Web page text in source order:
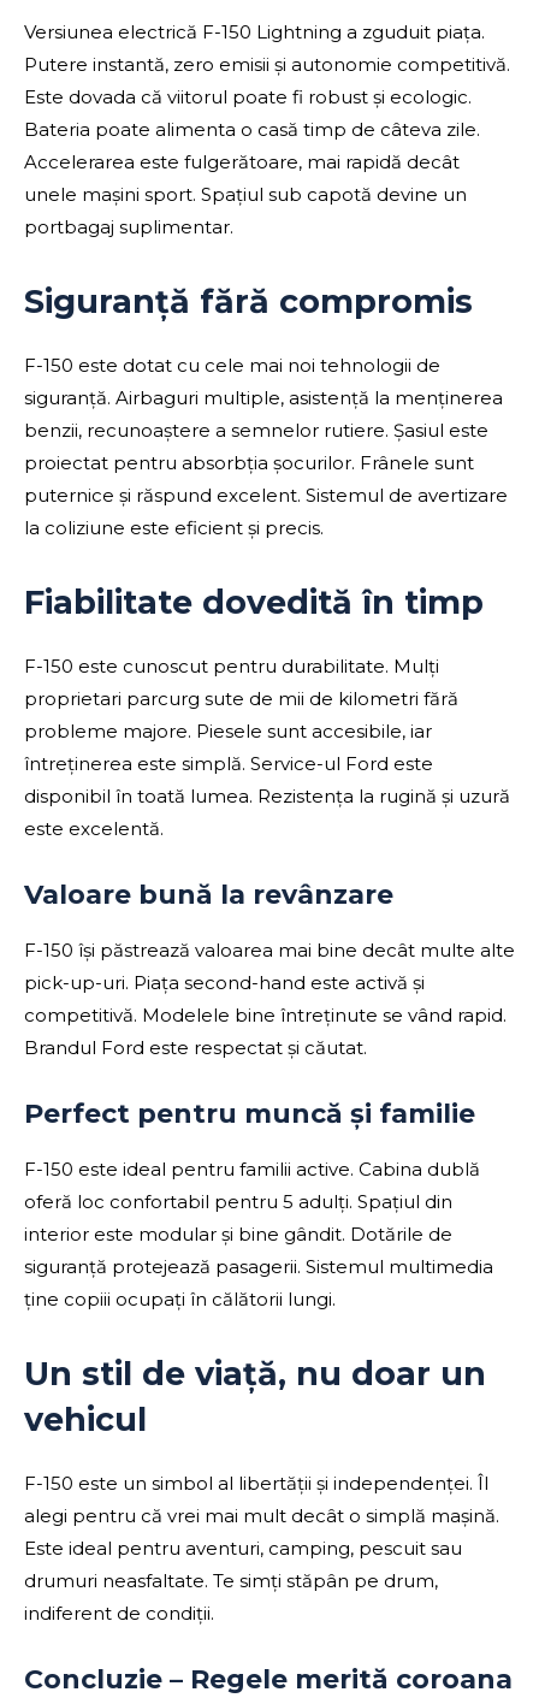
Versiunea electrică F-150 Lightning a zguduit piața.
Putere instantă, zero emisii și autonomie competitivă.
Este dovada că viitorul poate fi robust și ecologic.
Bateria poate alimenta o casă timp de câteva zile.
Accelerarea este fulgerătoare, mai rapidă decât
unele mașini sport. Spațiul sub capotă devine un
portbagaj suplimentar.
Siguranță fără compromis
F-150 este dotat cu cele mai noi tehnologii de
siguranță. Airbaguri multiple, asistență la menținerea
benzii, recunoaștere a semnelor rutiere. Șasiul este
proiectat pentru absorbția șocurilor. Frânele sunt
puternice și răspund excelent. Sistemul de avertizare
la coliziune este eficient și precis.
Fiabilitate dovedită în timp
F-150 este cunoscut pentru durabilitate. Mulți
proprietari parcurg sute de mii de kilometri fără
probleme majore. Piesele sunt accesibile, iar
întreținerea este simplă. Service-ul Ford este
disponibil în toată lumea. Rezistența la rugină și uzură
este excelentă.
Valoare bună la revânzare
F-150 își păstrează valoarea mai bine decât multe alte
pick-up-uri. Piața second-hand este activă și
competitivă. Modelele bine întreținute se vând rapid.
Brandul Ford este respectat și căutat.
Perfect pentru muncă și familie
F-150 este ideal pentru familii active. Cabina dublă
oferă loc confortabil pentru 5 adulți. Spațiul din
interior este modular și bine gândit. Dotările de
siguranță protejează pasagerii. Sistemul multimedia
ține copiii ocupați în călătorii lungi.
Un stil de viață, nu doar un
vehicul
F-150 este un simbol al libertății și independenței. Îl
alegi pentru că vrei mai mult decât o simplă mașină.
Este ideal pentru aventuri, camping, pescuit sau
drumuri neasfaltate. Te simți stăpân pe drum,
indiferent de condiții.
Concluzie – Regele merită coroana